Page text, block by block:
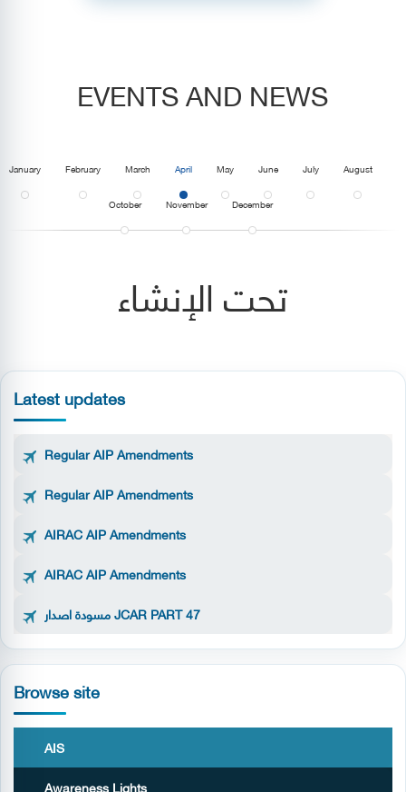
EVENTS AND NEWS
January February March April May June July August
October November December
تحت الإنشاء
Latest updates
Regular AIP Amendments
Regular AIP Amendments
AIRAC AIP Amendments
AIRAC AIP Amendments
مسودة اصدار JCAR PART 47
Browse site
AIS
Awareness Lights